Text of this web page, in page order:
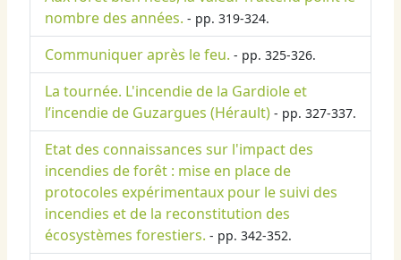
nombre des années. - pp. 319-324.
Communiquer après le feu. - pp. 325-326.
La tournée. L'incendie de la Gardiole et
l’incendie de Guzargues (Hérault) - pp. 327-337.
Etat des connaissances sur l'impact des
incendies de forêt : mise en place de
protocoles expérimentaux pour le suivi des
incendies et de la reconstitution des
écosystèmes forestiers. - pp. 342-352.